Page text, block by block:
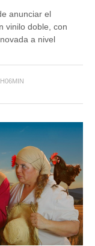
anunciar el
vinilo doble, con
a nivel